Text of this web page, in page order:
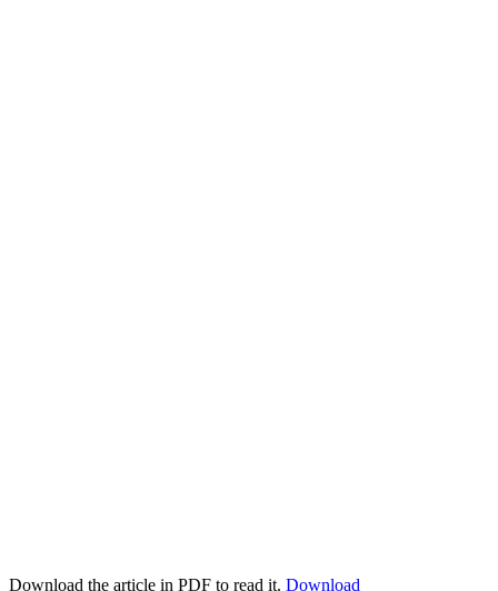
Download the article in PDF to read it. Download